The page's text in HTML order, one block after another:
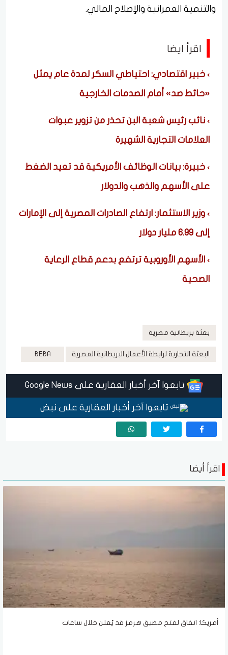
والتنمية العمرانية والإصلاح المالي.
اقرأ ايضا
خبير اقتصادي: احتياطي السكر لمدة عام يمثل
«حائط صد» أمام الصدمات الخارجية
نائب رئيس شعبة البن تحذر من تزوير عبوات
العلامات التجارية الشهيرة
خبيرة: بيانات الوظائف الأمريكية قد تعيد الضغط
على الأسهم والذهب والدولار
وزير الاستثمار: ارتفاع الصادرات المصرية إلى الإمارات
إلى 6.99 مليار دولار
الأسهم الأوروبية ترتفع بدعم قطاع الرعاية
الصحية
بعثة بريطانية مصرية
البعثة التجارية لرابطة الأعمال البريطانية المصرية BEBA
تابعوا آخر أخبار العقارية على Google News
تابعوا آخر أخبار العقارية على نبض
اقرأ أيضا
أمريكا: اتفاق لفتح مضيق هرمز قد يُعلن خلال ساعات